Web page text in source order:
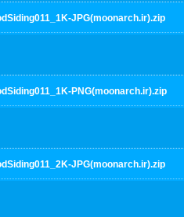
JPG(moonarch.ir).zip
PNG(moonarch.ir).zip
JPG(moonarch.ir).zip